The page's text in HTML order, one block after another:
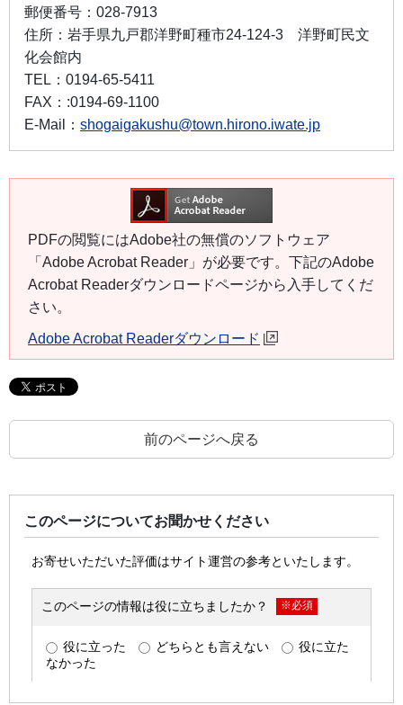
郵便番号： 028-7913
住所： 岩手県九戸郡洋野町種市24-124-3 洋野町民文
化会館内
TEL： 0194-65-5411
FAX： :0194-69-1100
E-Mail： shogaigakushu@town.hirono.iwate.jp
PDFの閲覧にはAdobe社の無償のソフトウェア
「Adobe Acrobat Reader」が必要です。下記のAdobe
Acrobat Readerダウンロードページから入手してくだ
さい。
Adobe Acrobat Readerダウンロード
前のページへ戻る
このページについてお聞かせください